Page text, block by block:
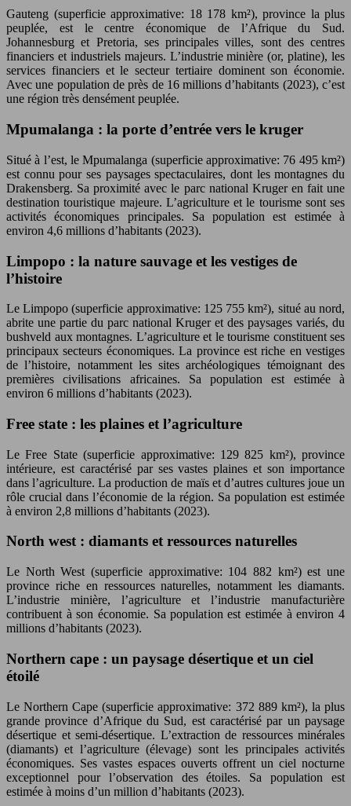
Gauteng (superficie approximative: 18 178 km²), province la plus
peuplée, est le centre économique de l’Afrique du Sud.
Johannesburg et Pretoria, ses principales villes, sont des centres
financiers et industriels majeurs. L’industrie minière (or, platine), les
services financiers et le secteur tertiaire dominent son économie.
Avec une population de près de 16 millions d’habitants (2023), c’est
une région très densément peuplée.
Mpumalanga : la porte d’entrée vers le kruger
Situé à l’est, le Mpumalanga (superficie approximative: 76 495 km²)
est connu pour ses paysages spectaculaires, dont les montagnes du
Drakensberg. Sa proximité avec le parc national Kruger en fait une
destination touristique majeure. L’agriculture et le tourisme sont ses
activités économiques principales. Sa population est estimée à
environ 4,6 millions d’habitants (2023).
Limpopo : la nature sauvage et les vestiges de
l’histoire
Le Limpopo (superficie approximative: 125 755 km²), situé au nord,
abrite une partie du parc national Kruger et des paysages variés, du
bushveld aux montagnes. L’agriculture et le tourisme constituent ses
principaux secteurs économiques. La province est riche en vestiges
de l’histoire, notamment les sites archéologiques témoignant des
premières civilisations africaines. Sa population est estimée à
environ 6 millions d’habitants (2023).
Free state : les plaines et l’agriculture
Le Free State (superficie approximative: 129 825 km²), province
intérieure, est caractérisé par ses vastes plaines et son importance
dans l’agriculture. La production de maïs et d’autres cultures joue un
rôle crucial dans l’économie de la région. Sa population est estimée
à environ 2,8 millions d’habitants (2023).
North west : diamants et ressources naturelles
Le North West (superficie approximative: 104 882 km²) est une
province riche en ressources naturelles, notamment les diamants.
L’industrie minière, l’agriculture et l’industrie manufacturière
contribuent à son économie. Sa population est estimée à environ 4
millions d’habitants (2023).
Northern cape : un paysage désertique et un ciel
étoilé
Le Northern Cape (superficie approximative: 372 889 km²), la plus
grande province d’Afrique du Sud, est caractérisé par un paysage
désertique et semi-désertique. L’extraction de ressources minérales
(diamants) et l’agriculture (élevage) sont les principales activités
économiques. Ses vastes espaces ouverts offrent un ciel nocturne
exceptionnel pour l’observation des étoiles. Sa population est
estimée à moins d’un million d’habitants (2023).